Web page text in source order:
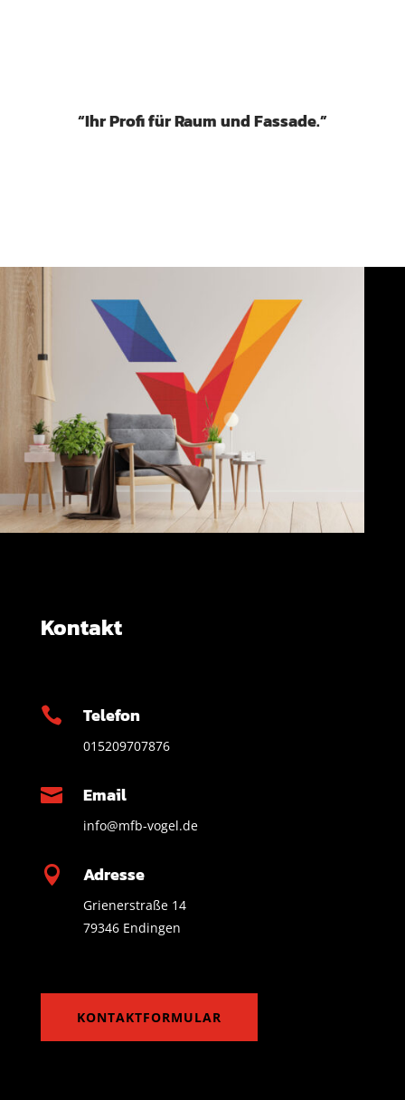
“Ihr Profi für Raum und Fassade.”
Kontakt
 Telefon
015209707876
 Email
info@mfb-vogel.de
 Adresse
Grienerstraße 14
79346 Endingen
KONTAKTFORMULAR